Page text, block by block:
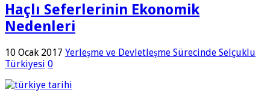
Haçlı Seferlerinin Ekonomik
Nedenleri
10 Ocak 2017 Yerleşme ve Devletleşme Sürecinde Selçuklu
Türkiyesi 0